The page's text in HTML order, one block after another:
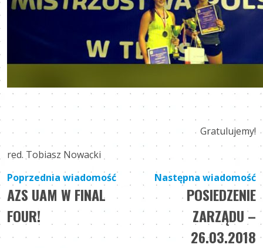
Gratulujemy!
red. Tobiasz Nowacki
Nawigacja
wpisu
Poprzednia wiadomość
AZS UAM W FINAL
FOUR!
Następna wiadomość
POSIEDZENIE
ZARZĄDU –
26.03.2018